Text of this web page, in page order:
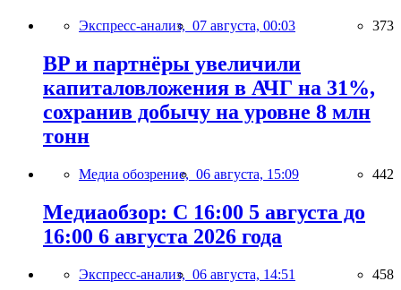
Экспресс-анализ, 07 августа, 00:03 373
BP и партнёры увеличили
капиталовложения в АЧГ на 31%,
сохранив добычу на уровне 8 млн
тонн
Медиа обозрение, 06 августа, 15:09 442
Медиаобзор: С 16:00 5 августа до
16:00 6 августа 2026 года
Экспресс-анализ, 06 августа, 14:51 458